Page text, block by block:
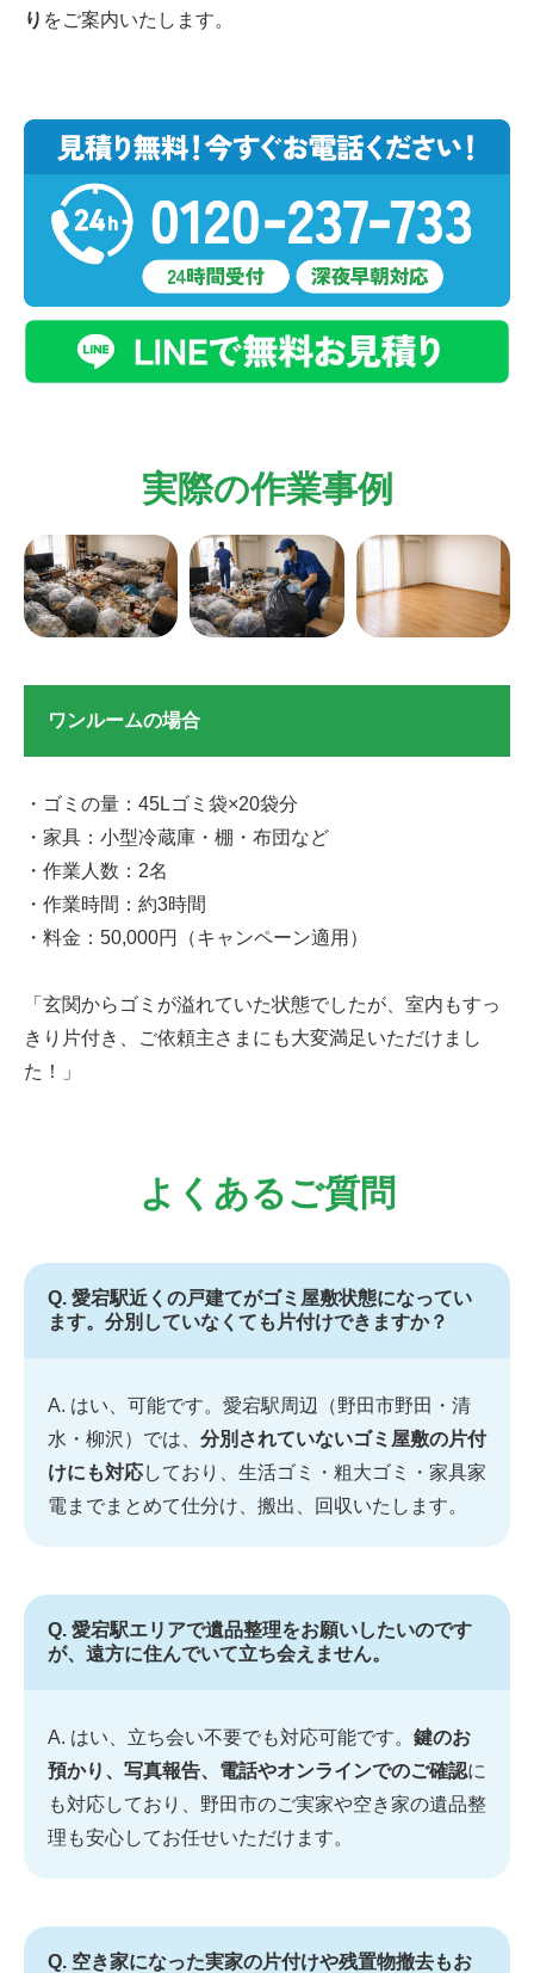
り をご案内いたします。
実際の作業事例
ワンルームの場合
・ゴミの量：45Lゴミ袋×20袋分
・家具：小型冷蔵庫・棚・布団など
・作業人数：2名
・作業時間：約3時間
・料金：50,000円（キャンペーン適用）
「玄関からゴミが溢れていた状態でしたが、室内もすっ
きり片付き、ご依頼主さまにも大変満足いただけまし
た！」
よくあるご質問
Q. 愛宕駅近くの戸建てがゴミ屋敷状態になってい
ます。分別していなくても片付けできますか？
A. はい、可能です。愛宕駅周辺（野田市野田・清
水・柳沢）では、 分別されていないゴミ屋敷の片付
けにも対応しており、生活ゴミ・粗大ゴミ・家具家
電までまとめて仕分け、搬出、回収いたします。
Q. 愛宕駅エリアで遺品整理をお願いしたいのです
が、遠方に住んでいて立ち会えません。
A. はい、立ち会い不要でも対応可能です。 鍵のお
預かり、写真報告、電話やオンラインでのご確認に
も対応しており、野田市のご実家や空き家の遺品整
理も安心してお任せいただけます。
Q. 空き家になった実家の片付けや残置物撤去もお